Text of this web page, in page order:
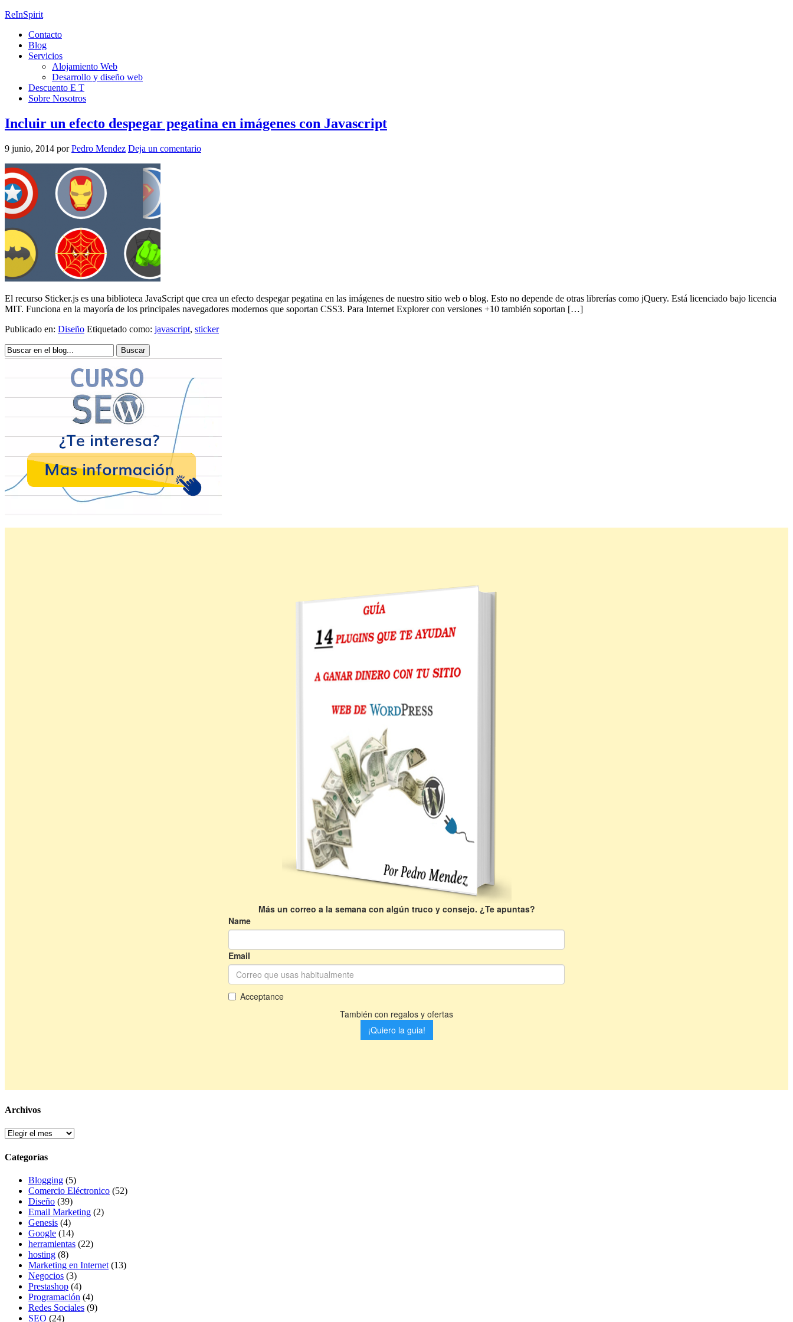
ReInSpirit
Contacto
Blog
Servicios
Alojamiento Web
Desarrollo y diseño web
Descuento E T
Sobre Nosotros
Incluir un efecto despegar pegatina en imágenes con Javascript
9 junio, 2014 porPedro Mendez Deja un comentario
El recurso Sticker.js es una biblioteca JavaScript que crea un efecto despegar pegatina en las imágenes de nuestro sitio web o blog. Esto no depende de otras librerías como jQuery. Está licenciado bajo licencia
MIT. Funciona en la mayoría de los principales navegadores modernos que soportan CSS3. Para Internet Explorer con versiones +10 también soportan […]
Publicado en: Diseño Etiquetado como: javascript, sticker
Archivos
Archivos
Categorías
Blogging (5)
Comercio Eléctronico (52)
Diseño (39)
Email Marketing (2)
Genesis (4)
Google (14)
herramientas (22)
hosting (8)
Marketing en Internet (13)
Negocios (3)
Prestashop (4)
Programación (4)
Redes Sociales (9)
SEO (24)